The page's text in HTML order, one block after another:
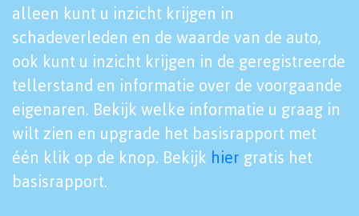
alleen kunt u inzicht krijgen in
schadeverleden en de waarde van de auto,
ook kunt u inzicht krijgen in de geregistreerde
tellerstand en informatie over de voorgaande
eigenaren. Bekijk welke informatie u graag in
wilt zien en upgrade het basisrapport met
één klik op de knop. Bekijk hier gratis het
basisrapport.